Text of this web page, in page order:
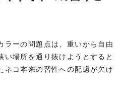
ラーの問題点は、重いから自由
い場所を通り抜けようとすると
ネコ本来の習性への配慮が欠け